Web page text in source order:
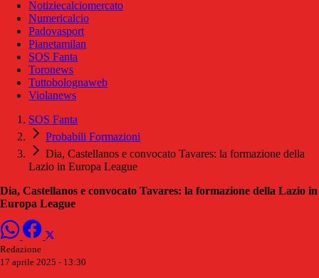
Notiziecalciomercato
Numericalcio
Padovasport
Pianetamilan
SOS Fanta
Toronews
Tuttobolognaweb
Violanews
SOS Fanta
Probabili Formazioni
Dia, Castellanos e convocato Tavares: la formazione della
Lazio in Europa League
Dia, Castellanos e convocato Tavares: la formazione della Lazio in
Europa League
Redazione
17 aprile 2025 - 13:30